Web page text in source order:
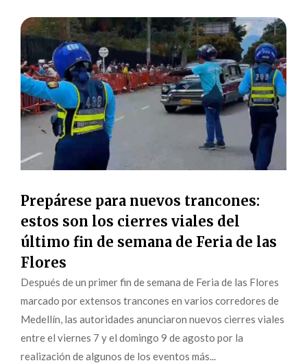
Prepárese para nuevos trancones:
estos son los cierres viales del
último fin de semana de Feria de las
Flores
Después de un primer fin de semana de Feria de las Flores
marcado por extensos trancones en varios corredores de
Medellín, las autoridades anunciaron nuevos cierres viales
entre el viernes 7 y el domingo 9 de agosto por la
realización de algunos de los eventos más...